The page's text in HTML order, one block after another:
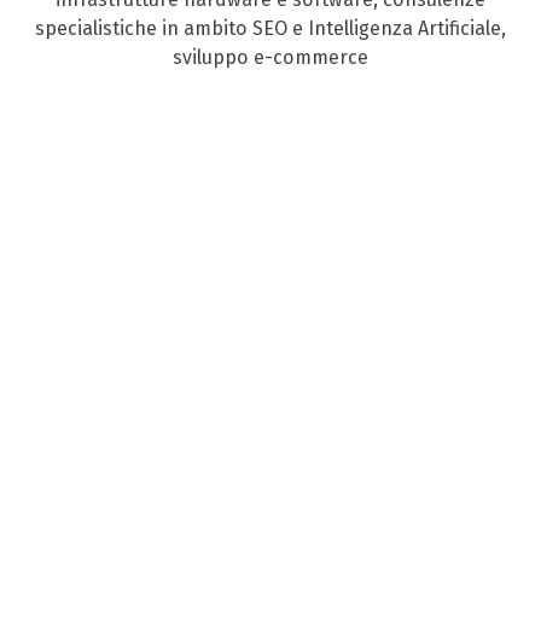
specialistiche in ambito SEO e Intelligenza Artificiale,
sviluppo e-commerce